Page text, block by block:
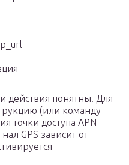
действия понятны. Для
(или команду
точки доступа APN
GPS зависит от